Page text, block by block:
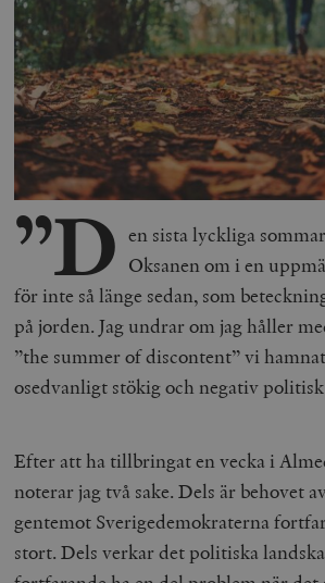
”D en sista lyckliga
Oksanen om i en
för inte så länge sedan, som
på jorden. Jag undrar om jag håller
”the summer of discontent” vi
osedvanligt stökig och negativ
Efter att ha tillbringat en vecka i
noterar jag två sake. Dels är behovet
gentemot Sverigedemokraterna
stort. Dels verkar det politiska